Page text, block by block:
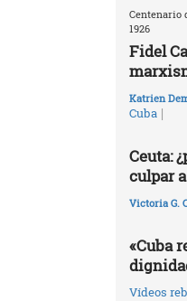
Centenario
1926
Fidel
Katrien
Cuba |
Ceuta:
culpar
Victoria G.
«Cuba
Vídeos